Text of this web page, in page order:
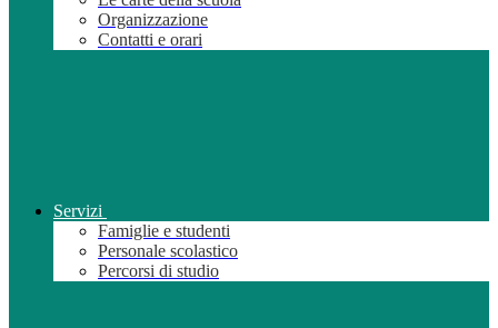
Organizzazione
Contatti e orari
Servizi
Famiglie e studenti
Personale scolastico
Percorsi di studio